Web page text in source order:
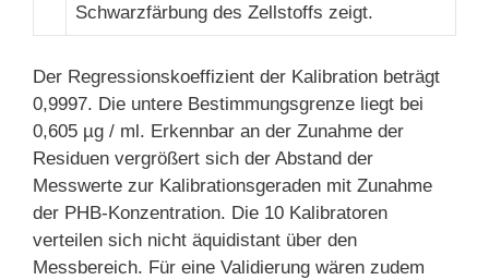
Schwarzfärbung des Zellstoffs zeigt.
Der Regressionskoeffizient der Kalibration beträgt
0,9997. Die untere Bestimmungsgrenze liegt bei
0,605 µg / ml. Erkennbar an der Zunahme der
Residuen vergrößert sich der Abstand der
Messwerte zur Kalibrationsgeraden mit Zunahme
der PHB-Konzentration. Die 10 Kalibratoren
verteilen sich nicht äquidistant über den
Messbereich. Für eine Validierung wären zudem